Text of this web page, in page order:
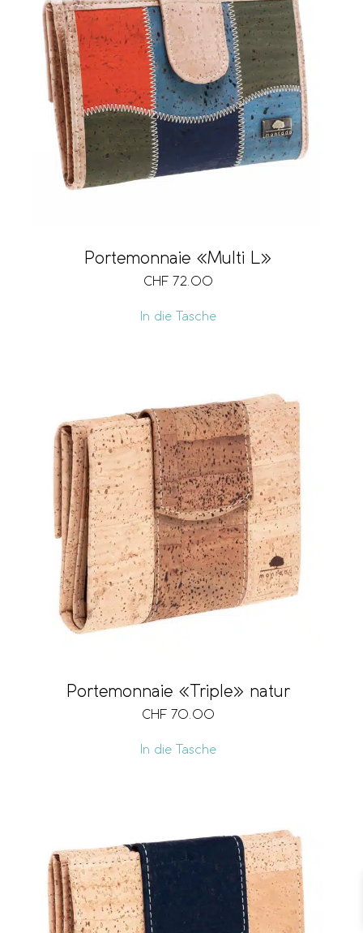
Portemonnaie «Multi L»
CHF 72.00
In die Tasche
Portemonnaie «Triple» natur
CHF 70.00
In die Tasche